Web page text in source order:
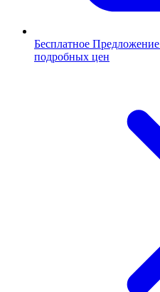
Бесплатное Предложение
подробных цен